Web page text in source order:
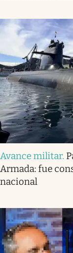
Avance militar.
Armada: fue
nacional